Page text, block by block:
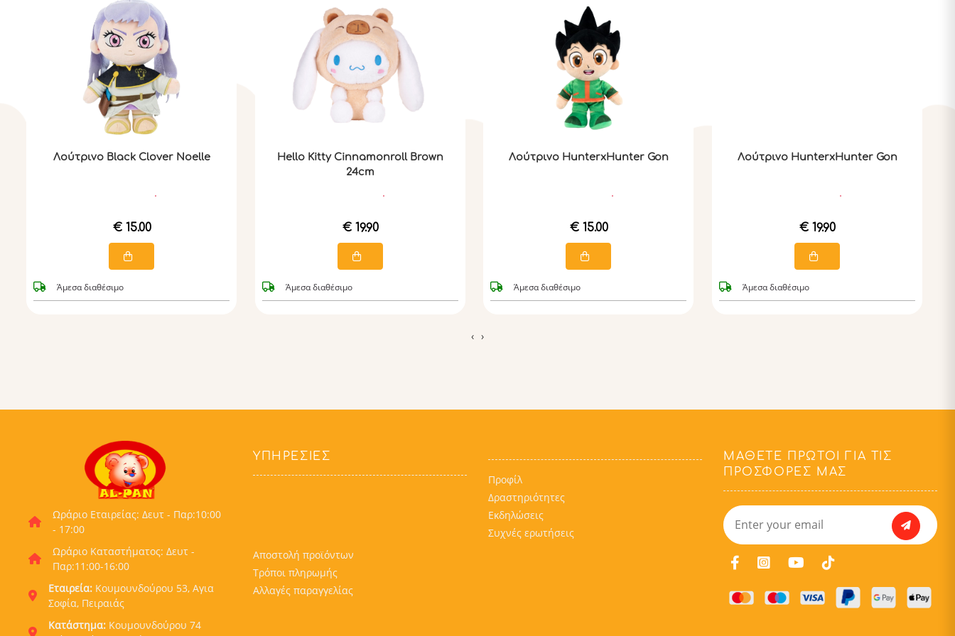
Λούτρινο Black Clover Noelle
€ 15.00
Άμεσα διαθέσιμο
Hello Kitty Cinnamonroll Brown
24cm
€ 19.90
Άμεσα διαθέσιμο
Λούτρινο HunterxHunter Gon
€ 15.00
Άμεσα διαθέσιμο
Λούτρινο HunterxHunter Gon
€ 19.90
Άμεσα διαθέσιμο
‹ ›
Ωράριο Εταιρείας: Δευτ - Παρ:10:00
- 17:00
Ωράριο Καταστήματος: Δευτ -
Παρ:11:00-16:00
Εταιρεία: Κουμουνδούρου 53, Αγια
Σοφία, Πειραιάς
Κατάστημα: Κουμουνδούρου 74
ΥΠΗΡΕΣΊΕΣ
Αποστολή προϊόντων
Τρόποι πληρωμής
Αλλαγές παραγγελίας
Προφίλ
Δραστηριότητες
Εκδηλώσεις
Συχνές ερωτήσεις
ΜΆΘΕΤΕ ΠΡΏΤΟΙ ΓΙΑ ΤΙΣ
ΠΡΟΣΦΟΡΈΣ ΜΑΣ